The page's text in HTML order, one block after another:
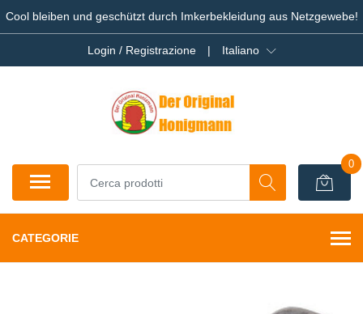
Cool bleiben und geschützt durch Imkerbekleidung aus Netzgewebe!
Login / Registrazione | Italiano
0
CATEGORIE